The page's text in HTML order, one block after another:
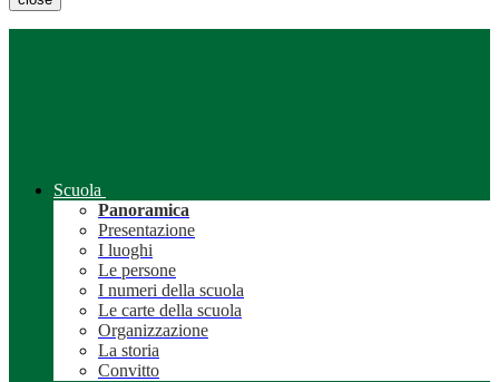
Scuola
Panoramica
Presentazione
I luoghi
Le persone
I numeri della scuola
Le carte della scuola
Organizzazione
La storia
Convitto